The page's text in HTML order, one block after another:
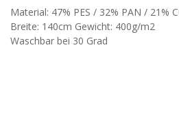
Material: 47% PES / 32% PAN / 21%
Breite: 140cm Gewicht: 400g/m2
Waschbar bei 30 Grad